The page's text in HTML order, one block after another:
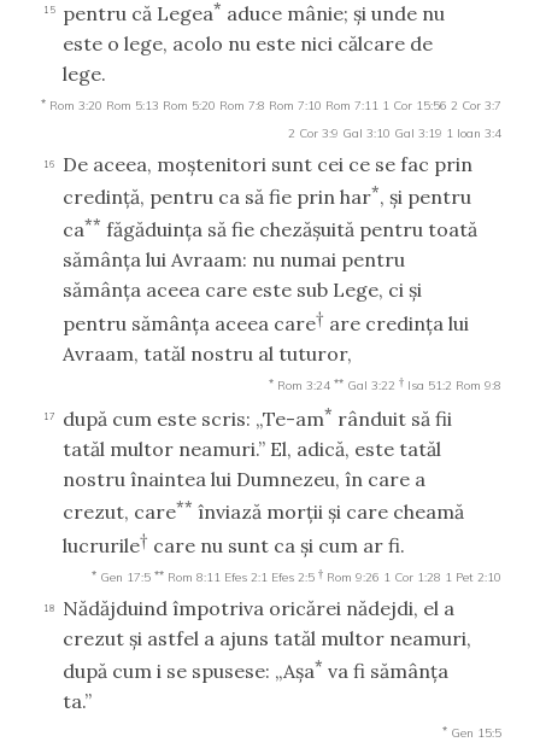
15 pentru că Legea* aduce mânie; şi unde nu
este o lege, acolo nu este nici călcare de
lege.
* Rom 3:20 Rom 5:13 Rom 5:20 Rom 7:8 Rom 7:10 Rom 7:11 1 Cor 15:56 2 Cor 3:7
2 Cor 3:9 Gal 3:10 Gal 3:19 1 Ioan 3:4
16
De aceea, moştenitori sunt cei ce se fac prin
credinţă, pentru ca să fie prin har*, şi pentru
ca** făgăduinţa să fie chezăşuită pentru toată
sămânţa lui Avraam: nu numai pentru
sămânţa aceea care este sub Lege, ci şi
pentru sămânţa aceea care† are credinţa lui
Avraam, tatăl nostru al tuturor,
* Rom 3:24 ** Gal 3:22 † Isa 51:2 Rom 9:8
17 după cum este scris: „Te-am* rânduit să fii
tatăl multor neamuri.” El, adică, este tatăl
nostru înaintea lui Dumnezeu, în care a
crezut, care** înviază morţii şi care cheamă
lucrurile† care nu sunt ca şi cum ar fi.
* Gen 17:5 ** Rom 8:11 Efes 2:1 Efes 2:5 † Rom 9:26 1 Cor 1:28 1 Pet 2:10
18
Nădăjduind împotriva oricărei nădejdi, el a
crezut şi astfel a ajuns tatăl multor neamuri,
după cum i se spusese: „Aşa* va fi sămânţa
ta.”
* Gen 15:5